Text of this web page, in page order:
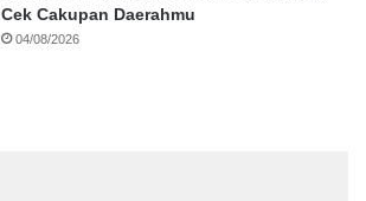
Cek Cakupan Daerahmu
04/08/2026